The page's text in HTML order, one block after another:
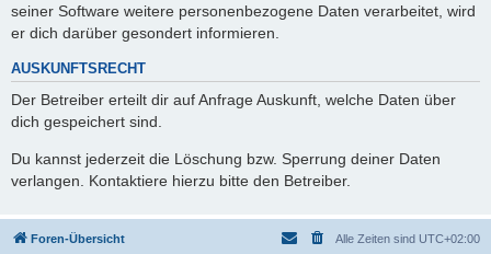
seiner Software weitere personenbezogene Daten verarbeitet, wird
er dich darüber gesondert informieren.
AUSKUNFTSRECHT
Der Betreiber erteilt dir auf Anfrage Auskunft, welche Daten über
dich gespeichert sind.
Du kannst jederzeit die Löschung bzw. Sperrung deiner Daten
verlangen. Kontaktiere hierzu bitte den Betreiber.
Foren-Übersicht Alle Zeiten sind UTC+02:00